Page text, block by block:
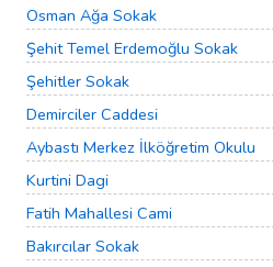
Osman Ağa Sokak
Şehit Temel Erdemoğlu Sokak
Şehitler Sokak
Demirciler Caddesi
Aybastı Merkez İlköğretim Okulu
Kurtini Dagi
Fatih Mahallesi Cami
Bakırcılar Sokak